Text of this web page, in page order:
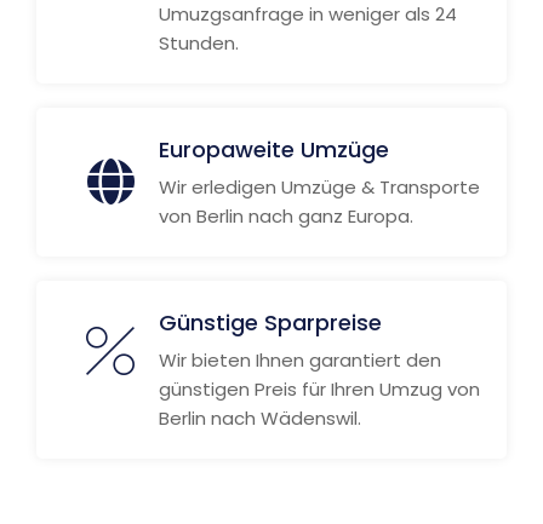
Umuzgsanfrage in weniger als 24
Stunden.
Europaweite Umzüge
Wir erledigen Umzüge & Transporte
von Berlin nach ganz Europa.
Günstige Sparpreise
Wir bieten Ihnen garantiert den
günstigen Preis für Ihren Umzug von
Berlin nach Wädenswil.